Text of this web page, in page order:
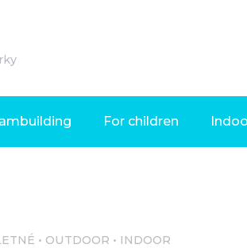
For children
OUTDOOR INDOOR